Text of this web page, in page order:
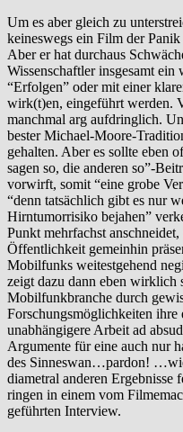
Um es aber gleich zu
keineswegs ein Film der
Aber er hat durchaus
Wissenschaftler insgesamt ein
“Erfolgen” oder mit einer
wirk(t)en, eingeführt werden.
manchmal arg aufdringlich.
bester Michael-Moore-
gehalten. Aber es sollte eben
sagen so, die anderen so”-
vorwirft, somit “eine grobe
“denn tatsächlich gibt es nur
Hirntumorrisiko bejahen”
Punkt mehrfachst
Öffentlichkeit gemeinhin
Mobilfunks weitestgehend
zeigt dazu dann eben
Mobilfunkbranche durch
Forschungsmöglichkeiten ihre
unabhängigere Arbeit ad
Argumente für eine auch nur
des Sinneswan…pardon!
diametral anderen Ergebnisse
ringen in einem vom
geführten Interview.